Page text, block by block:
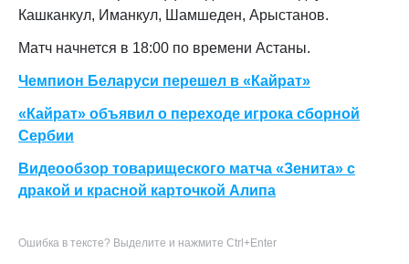
Кашканкул, Иманкул, Шамшеден, Арыстанов.
Матч начнется в 18:00 по времени Астаны.
Чемпион Беларуси перешел в «Кайрат»
«Кайрат» объявил о переходе игрока сборной
Сербии
Видеообзор товарищеского матча «Зенита» с
дракой и красной карточкой Алипа
Ошибка в тексте? Выделите и нажмите Ctrl+Enter